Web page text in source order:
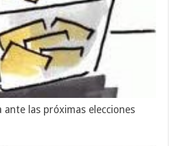
ante las próximas elecciones